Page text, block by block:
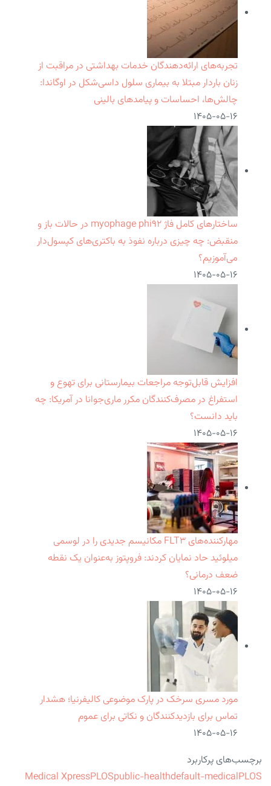
تجربه‌های ارائه‌دهندگان خدمات بهداشتی در مراقبت از
زنان باردار مبتلا به بیماری سلول داسی‌شکل در اوگاندا:
چالش‌ها، احساسات و پیامدهای بالینی
۱۴۰۵-۰۵-۱۶
ساختارهای کامل فاژ myophage phi۹۲ در حالات باز و
منقبض: چه چیزی درباره نفوذ به باکتری‌های کپسول‌دار
می‌آموزیم؟
۱۴۰۵-۰۵-۱۶
افزایش قابل‌توجه مراجعات بیمارستانی برای تهوع و
استفراغ در مصرف‌کنندگان مکرر ماری‌جوانا در آمریکا: چه
باید دانست؟
۱۴۰۵-۰۵-۱۶
مهارکننده‌های FLT۳ مکانیسم جدیدی را در لوسمی
میلوئید حاد نمایان کردند: فروپتوز به‌عنوان یک نقطه
ضعف درمانی؟
۱۴۰۵-۰۵-۱۶
مورد مسری سرخک در پارک موضوعی کالیفرنیا؛ هشدار
تماس برای بازدیدکنندگان و نکاتی برای عموم
۱۴۰۵-۰۵-۱۶
برچسب‌های پرکاربرد
Medical XpressPLOSpublic-healthdefault-medicalPLOS